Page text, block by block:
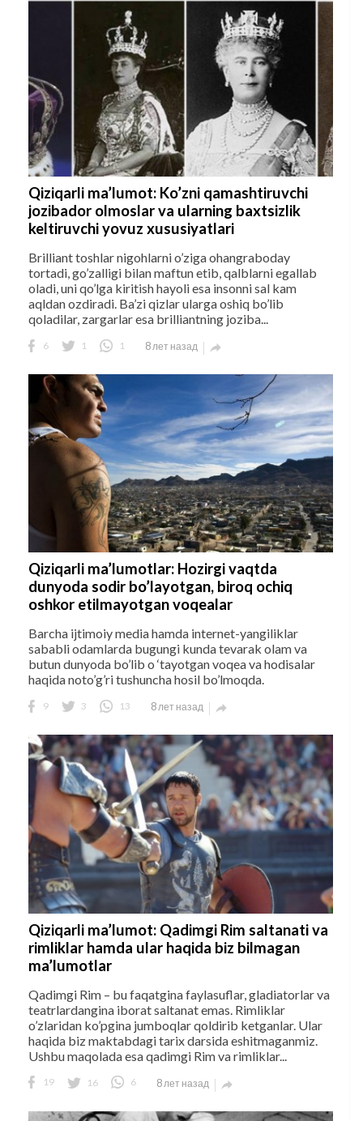
Qiziqarli ma’lumot: Ko’zni qamashtiruvchi
jozibador olmoslar va ularning baxtsizlik
keltiruvchi yovuz xususiyatlari
Brilliant toshlar nigohlarni o’ziga ohangraboday
tortadi, go’zalligi bilan maftun etib, qalblarni egallab
oladi, uni qo’lga kiritish hayoli esa insonni sal kam
aqldan ozdiradi. Ba’zi qizlar ularga oshiq bo’lib
qoladilar, zargarlar esa brilliantning joziba...
6 1 1 8 лет назад 
Qiziqarli ma’lumotlar: Hozirgi vaqtda
dunyoda sodir bo’layotgan, biroq ochiq
oshkor etilmayotgan voqealar
Barcha ijtimoiy media hamda internet-yangiliklar
sababli odamlarda bugungi kunda tevarak olam va
butun dunyoda bo’lib o ‘tayotgan voqea va hodisalar
haqida noto’g’ri tushuncha hosil bo’lmoqda.
9 3 13 8 лет назад 
Qiziqarli ma’lumot: Qadimgi Rim saltanati va
rimliklar hamda ular haqida biz bilmagan
ma’lumotlar
Qadimgi Rim – bu faqatgina faylasuflar, gladiatorlar va
teatrlardangina iborat saltanat emas. Rimliklar
o’zlaridan ko’pgina jumboqlar qoldirib ketganlar. Ular
haqida biz maktabdagi tarix darsida eshitmaganmiz.
Ushbu maqolada esa qadimgi Rim va rimliklar...
19 16 6 8 лет назад 